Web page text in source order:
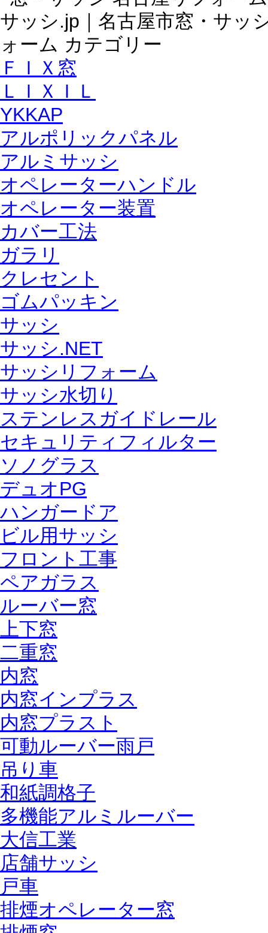
ＦＩＸ窓
ＬＩＸＩＬ
YKKAP
アルポリックパネル
アルミサッシ
オペレーターハンドル
オペレーター装置
カバー工法
ガラリ
クレセント
ゴムパッキン
サッシ
サッシ.NET
サッシリフォーム
サッシ水切り
ステンレスガイドレール
セキュリティフィルター
ソノグラス
デュオPG
ハンガードア
ビル用サッシ
フロント工事
ペアガラス
ルーバー窓
上下窓
二重窓
内窓
内窓インプラス
内窓プラスト
可動ルーバー雨戸
吊り車
和紙調格子
多機能アルミルーバー
大信工業
店舗サッシ
戸車
排煙オペレーター窓